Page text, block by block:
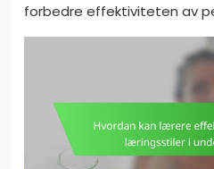
forbedre effektiviteten av